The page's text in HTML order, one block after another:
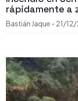
rápidamente a
Bastián Jaque - 21/